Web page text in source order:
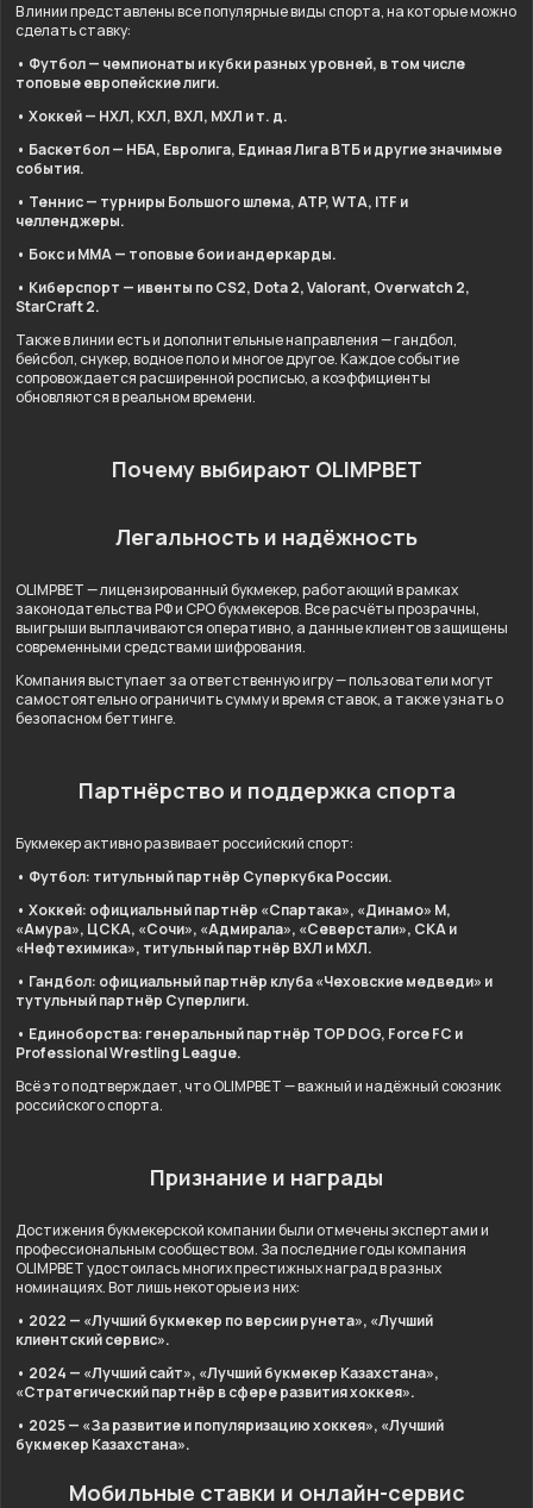
В линии представлены все популярные виды спорта, на которые можно
сделать ставку:
• Футбол — чемпионаты и кубки разных уровней, в том числе
топовые европейские лиги.
• Хоккей — НХЛ, КХЛ, ВХЛ, МХЛ и т. д.
• Баскетбол — НБА, Евролига, Единая Лига ВТБ и другие значимые
события.
• Теннис — турниры Большого шлема, ATP, WTA, ITF и
челленджеры.
• Бокс и ММА — топовые бои и андеркарды.
• Киберспорт — ивенты по CS2, Dota 2, Valorant, Overwatch 2,
StarCraft 2.
Также в линии есть и дополнительные направления — гандбол,
бейсбол, снукер, водное поло и многое другое. Каждое событие
сопровождается расширенной росписью, а коэффициенты
обновляются в реальном времени.
Почему выбирают OLIMPBET
Легальность и надёжность
OLIMPBET — лицензированный букмекер, работающий в рамках
законодательства РФ и СРО букмекеров. Все расчёты прозрачны,
выигрыши выплачиваются оперативно, а данные клиентов защищены
современными средствами шифрования.
Компания выступает за ответственную игру — пользователи могут
самостоятельно ограничить сумму и время ставок, а также узнать о
безопасном беттинге.
Партнёрство и поддержка спорта
Букмекер активно развивает российский спорт:
• Футбол: титульный партнёр Суперкубка России.
• Хоккей: официальный партнёр «Спартака», «Динамо» М,
«Амура», ЦСКА, «Сочи», «Адмирала», «Северстали», СКА и
«Нефтехимика», титульный партнёр ВХЛ и МХЛ.
• Гандбол: официальный партнёр клуба «Чеховские медведи» и
тутульный партнёр Суперлиги.
• Единоборства: генеральный партнёр TOP DOG, Force FC и
Professional Wrestling League.
Всё это подтверждает, что OLIMPBET — важный и надёжный союзник
российского спорта.
Признание и награды
Достижения букмекерской компании были отмечены экспертами и
профессиональным сообществом. За последние годы компания
OLIMPBET удостоилась многих престижных наград в разных
номинациях. Вот лишь некоторые из них:
• 2022 — «Лучший букмекер по версии рунета», «Лучший
клиентский сервис».
• 2024 — «Лучший сайт», «Лучший букмекер Казахстана»,
«Стратегический партнёр в сфере развития хоккея».
• 2025 — «За развитие и популяризацию хоккея», «Лучший
букмекер Казахстана».
Мобильные ставки и онлайн-сервис